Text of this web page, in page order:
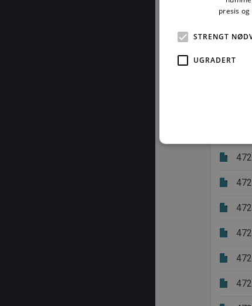
presis
STRENGT
UGRADERT
Strengt nødvendige